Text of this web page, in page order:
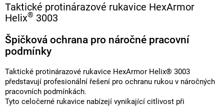
Taktické protinárazové rukavice HexArmor
Helix® 3003
Špičková ochrana pro náročné pracovní
podmínky
Taktické protinárazové rukavice HexArmor Helix® 3003
představují profesionální řešení pro ochranu rukou v náročných
pracovních podmínkách.
Tyto celočerné rukavice nabízejí vynikající citlivost při